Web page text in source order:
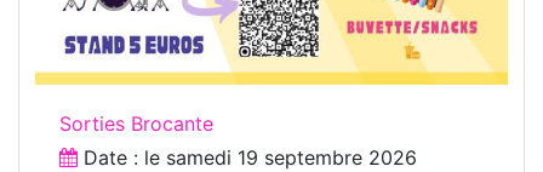
Sorties Brocante
Date : le samedi 19 septembre 2026